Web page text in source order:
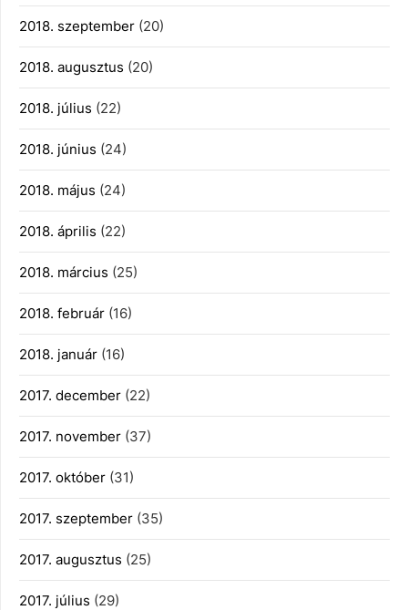
2018. szeptember (20)
2018. augusztus (20)
2018. július (22)
2018. június (24)
2018. május (24)
2018. április (22)
2018. március (25)
2018. február (16)
2018. január (16)
2017. december (22)
2017. november (37)
2017. október (31)
2017. szeptember (35)
2017. augusztus (25)
2017. július (29)